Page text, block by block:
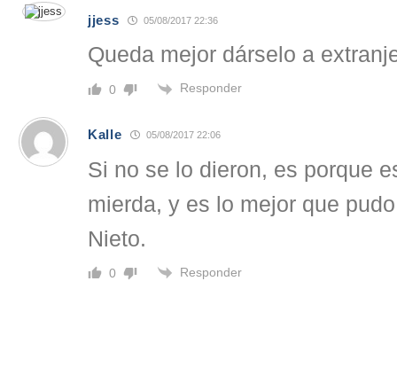
jjess 05/08/2017 22:36
Queda mejor dárselo a
0 Responder
Kalle 05/08/2017 22:06
Si no se lo dieron, es porque
mierda, y es lo mejor que
Nieto.
0 Responder